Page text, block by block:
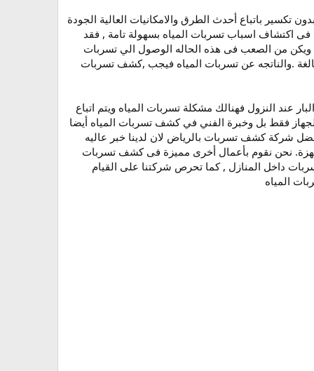
واصلاحها بدون تكسير باتباع أحدث الطرق والامكانيات العالية الجودة
اكتشاف اسباب تسربات المياه بسهولة تامة , فقد
ويكن من الصعب فى هذه الحاله الوصول الي تسربات
.والناتجه عن تسربات المياه فيجب ,كشف تسربات
عند النزول فهنالك مشكلة تسربات المياه ويتم اتباع
فقط بل وخبرة الفني في كشف تسربات المياه أيضا
شركة كشف تسربات بالرياض لان لدينا خبر عاليه
نحن نقوم بأعمال أخرى مميزة فى كشف تسربات
داخل المنازل , كما تحرص شركتنا على القيام
المياه